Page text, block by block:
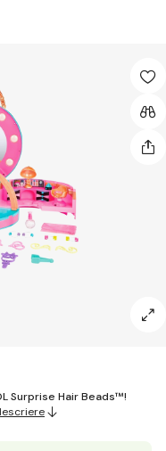
Surprise Hair Beads™!